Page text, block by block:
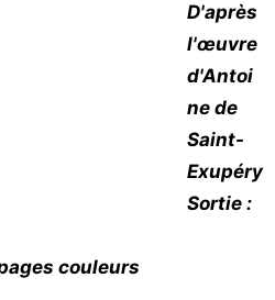
D'après
l'œuvre
d'Antoi
ne de
Saint-
Exupéry
Sortie :
couleurs